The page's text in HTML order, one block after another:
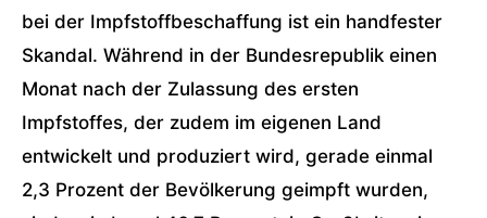
bei der Impfstoffbeschaffung ist ein handfester
Skandal. Während in der Bundesrepublik einen
Monat nach der Zulassung des ersten
Impfstoffes, der zudem im eigenen Land
entwickelt und produziert wird, gerade einmal
2,3 Prozent der Bevölkerung geimpft wurden,